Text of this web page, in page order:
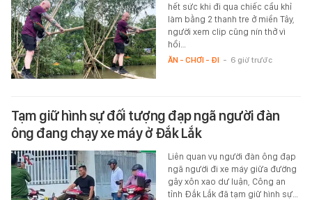
hết sức khi đi qua chiếc cầu khỉ
làm bằng 2 thanh tre ở miền Tây,
người xem clip cũng nín thở vì
hồi…
ĂN - CHƠI - ĐI - 6 giờ trước
Tạm giữ hình sự đối tượng đạp ngã người đàn
ông đang chạy xe máy ở Đắk Lắk
Liên quan vụ người đàn ông đạp
ngã người đi xe máy giữa đường
gây xôn xao dư luận, Công an
tỉnh Đắk Lắk đã tạm giữ hình sự…